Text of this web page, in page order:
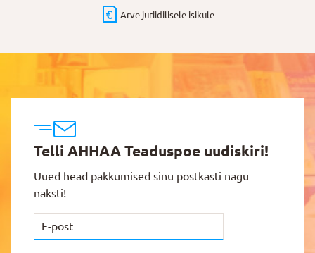
Arve juriidilisele isikule
Telli AHHAA Teaduspoe uudiskiri!
Uued head pakkumised sinu postkasti nagu
naksti!